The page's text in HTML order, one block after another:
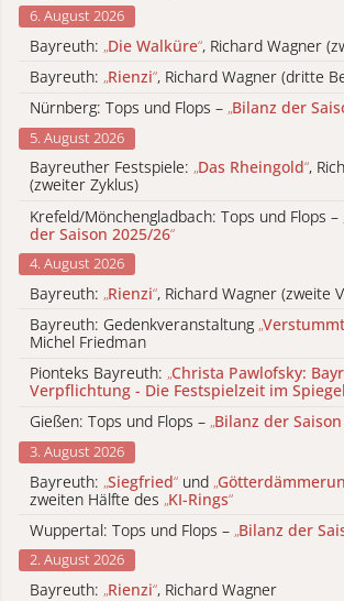
6. August 2026
Bayreuth: „Die Walküre“, Richard Wagner
Bayreuth: „Rienzi“, Richard Wagner (dritte
Nürnberg: Tops und Flops – „Bilanz der
5. August 2026
Bayreuther Festspiele: „Das Rheingold“,
(zweiter Zyklus)
Krefeld/Mönchengladbach: Tops und Flops –
der Saison 2025/26“
4. August 2026
Bayreuth: „Rienzi“, Richard Wagner (zweite
Bayreuth: Gedenkveranstaltung „
Michel Friedman
Pionteks Bayreuth: „Christa Pawlofsky:
Verpflichtung - Die Festspielzeit im
Gießen: Tops und Flops – „Bilanz der
3. August 2026
Bayreuth: „Siegfried“ und „
zweiten Hälfte des „KI-Rings“
Wuppertal: Tops und Flops – „Bilanz der
2. August 2026
Bayreuth: „Rienzi“, Richard Wagner